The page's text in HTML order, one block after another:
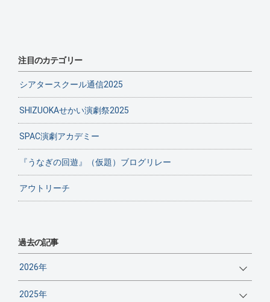
注目のカテゴリー
シアタースクール通信2025
SHIZUOKAせかい演劇祭2025
SPAC演劇アカデミー
『うなぎの回遊』（仮題）ブログリレー
アウトリーチ
過去の記事
2026年
2025年